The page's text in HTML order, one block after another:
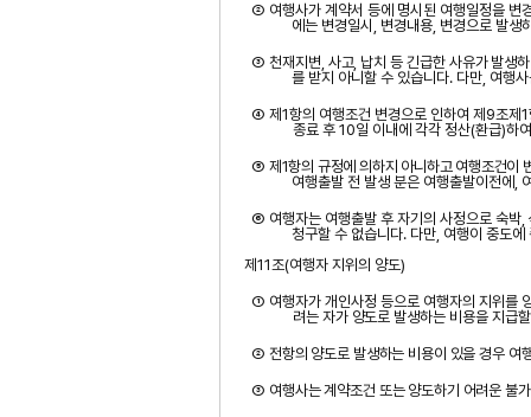
② 여행사가 계약서 등에 명시된 여행일정을 변
에는 변경일시 변경내용 변경으로 발생
③ 천재지변 사고, 납치 등 긴급한 사유가 발생
를 받지 아니할 수 있습니다. 다만 여행
④ 제 1항의 여행조건 변경으로 인하여 제 9조제 1
종료 후 10일 이내에 각각 정산(환급)하
⑤ 제 1항의 규정에 의하지 아니하고 여행조건이
여행출발 전 발생 분은 여행출발이전에
⑥ 여행자는 여행출발 후 자기의 사정으로 숙박
청구할 수 없습니다. 다만 여행이 중도에
제 11조(여행자 지위의 양도)
① 여행자가 개인사정 등으로 여행자의 지위를
려는 자가 양도로 발생하는 비용을 지급
② 전항의 양도로 발생하는 비용이 있을 경우 여
③ 여행사는 계약조건 또는 양도하기 어려운 불